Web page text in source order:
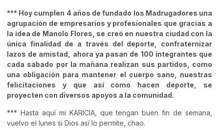
*** Hoy cumplen 4 años de fundado los Madrugadores una
agrupación de empresarios y profesionales que gracias a
la idea de Manolo Flores, se creó en nuestra ciudad con la
única finalidad de a través del deporte, confraternizar
lazos de amistad, ahora ya pasan de 100 integrantes que
cada sábado por la mañana realizan sus partidos, como
una obligación para mantener el cuerpo sano, nuestras
felicitaciones y que así como hacen deporte, se
proyecten con diversos apoyos a la comunidad.
*** Hasta aquí mi KARICIA, que tengan buen fin de semana,
vuelvo el lunes si Dios así lo permite, chao.